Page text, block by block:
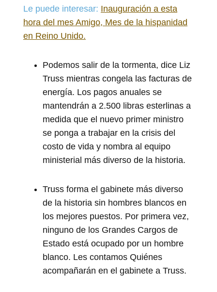
Le puede interesar: Inauguración a esta
hora del mes Amigo, Mes de la hispanidad
en Reino Unido.
Podemos salir de la tormenta, dice Liz
Truss mientras congela las facturas de
energía. Los pagos anuales se
mantendrán a 2.500 libras esterlinas a
medida que el nuevo primer ministro
se ponga a trabajar en la crisis del
costo de vida y nombra al equipo
ministerial más diverso de la historia.
Truss forma el gabinete más diverso
de la historia sin hombres blancos en
los mejores puestos. Por primera vez,
ninguno de los Grandes Cargos de
Estado está ocupado por un hombre
blanco. Les contamos Quiénes
acompañarán en el gabinete a Truss.